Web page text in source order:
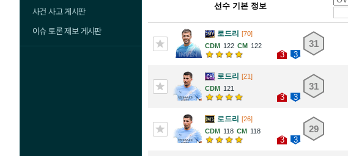
사건 사고 게시판
이슈 토론 제보 게시판
선수 기본 정보
로드리 [70]
122
122
3 3
31
로드리 [21]
121
3 3
31
로드리 [26]
118
118
3 3
29